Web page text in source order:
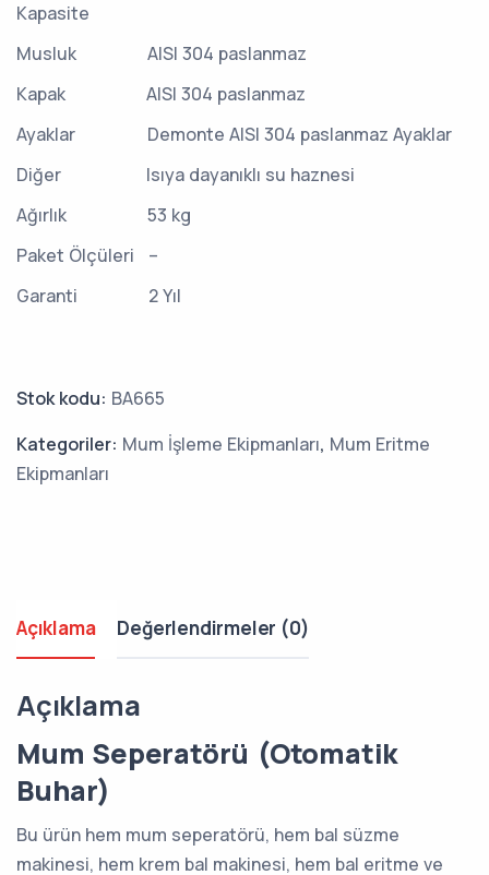
Kapasite
Musluk
AISI 304 paslanmaz
Kapak
AISI 304 paslanmaz
Ayaklar
Demonte AISI 304 paslanmaz Ayaklar
Diğer
Isıya dayanıklı su haznesi
Ağırlık
53 kg
Paket Ölçüleri
–
Garanti
2 Yıl
Stok kodu: BA665
Kategoriler: Mum İşleme Ekipmanları, Mum Eritme
Ekipmanları
Açıklama Değerlendirmeler (0)
Açıklama
Mum Seperatörü (Otomatik
Buhar)
Bu ürün hem mum seperatörü, hem bal süzme
makinesi, hem krem bal makinesi, hem bal eritme ve